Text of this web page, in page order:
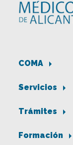
COMA
Servicios
Trámites
Formación